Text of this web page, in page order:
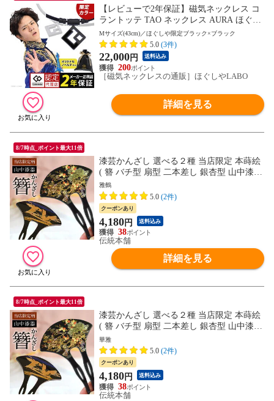
【レビューで2年保証】磁気ネックレス コ
ラントッテ TAO ネックレス AURA ほぐし
や限定ブラック×ブラック
Mサイズ(43cm)／ほぐしや限定ブラック×ブラック
5.0 (3件)
22,000円 送料込み
200
［磁気ネックレスの通販］ほぐしやLABO
詳細を見る
8/7時点_ポイント最大11倍
漆芸かんざし 選べる２種 当店限定 本蒔絵
( 簪 バチ型 扇型 二本差し 銀杏型 山中漆器
結婚 出産 内祝い 引き出物 金婚式 誕生日
プレゼント 還暦祝い )
雅鶴
5.0 (2件)
クーポンあり
4,180円 送料込み
38
伝統本舗
詳細を見る
8/7時点_ポイント最大11倍
漆芸かんざし 選べる２種 当店限定 本蒔絵
( 簪 バチ型 扇型 二本差し 銀杏型 山中漆器
結婚 出産 内祝い 引き出物 金婚式 誕生日
プレゼント 還暦祝い )
華雅
5.0 (2件)
クーポンあり
4,180円 送料込み
38
伝統本舗